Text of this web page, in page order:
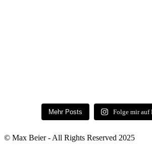
Mehr Posts Folge mir auf
© Max Beier - All Rights Reserved 2025